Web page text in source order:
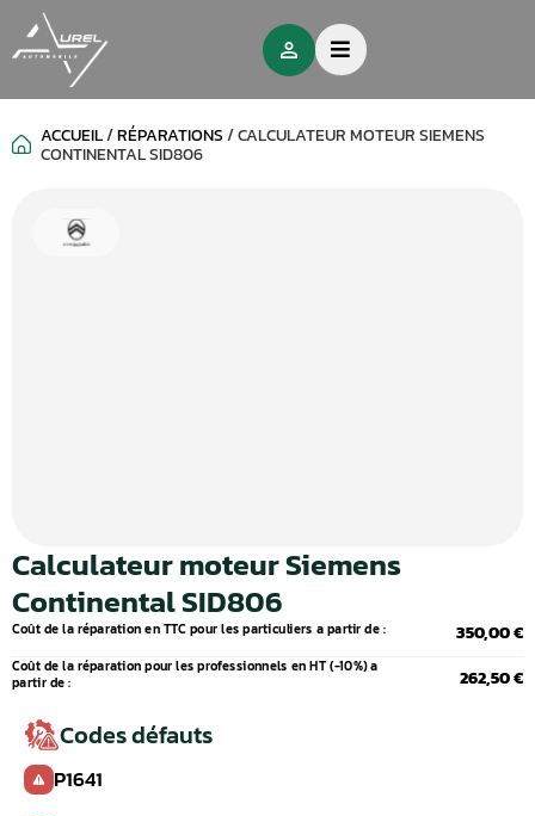
ACCUEIL/RÉPARATIONS/CALCULATEUR MOTEUR SIEMENS
CONTINENTAL SID806
Calculateur moteur Siemens
Continental SID806
Coût de la réparation en TTC pour les particuliers a partir de : 350,00 €
Coût de la réparation pour les professionnels en HT (-10%) a
partir de :
262,50 €
Codes défauts
P1641